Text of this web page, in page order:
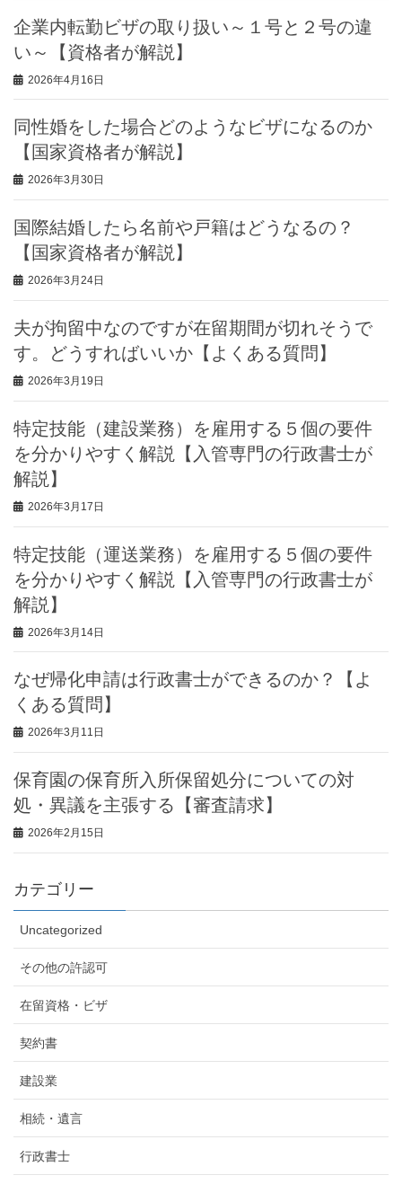
企業内転勤ビザの取り扱い～１号と２号の違
い～【資格者が解説】
2026年4月16日
同性婚をした場合どのようなビザになるのか
【国家資格者が解説】
2026年3月30日
国際結婚したら名前や戸籍はどうなるの？
【国家資格者が解説】
2026年3月24日
夫が拘留中なのですが在留期間が切れそうで
す。どうすればいいか【よくある質問】
2026年3月19日
特定技能（建設業務）を雇用する５個の要件
を分かりやすく解説【入管専門の行政書士が
解説】
2026年3月17日
特定技能（運送業務）を雇用する５個の要件
を分かりやすく解説【入管専門の行政書士が
解説】
2026年3月14日
なぜ帰化申請は行政書士ができるのか？【よ
くある質問】
2026年3月11日
保育園の保育所入所保留処分についての対
処・異議を主張する【審査請求】
2026年2月15日
カテゴリー
Uncategorized
その他の許認可
在留資格・ビザ
契約書
建設業
相続・遺言
行政書士